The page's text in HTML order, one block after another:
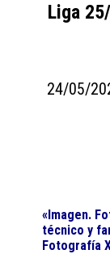
Liga
24/05/
«Imagen.
técnico y
Fotografía